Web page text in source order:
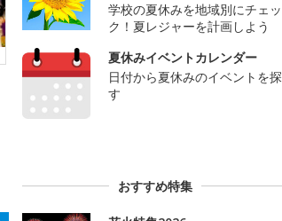
学校の夏休みを地域別にチェッ
ク！夏レジャーを計画しよう
夏休みイベントカレンダー
日付から夏休みのイベントを探
す
おすすめ特集